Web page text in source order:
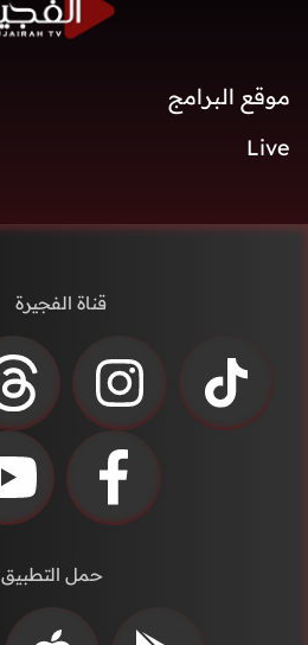
موقع البرامج
Live
قناة الفجيرة
حمل التطبيق